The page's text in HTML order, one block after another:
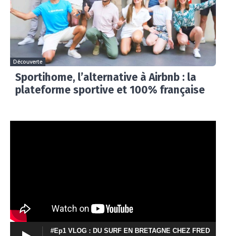
Découverte
Sportihome, l’alternative à Airbnb : la
plateforme sportive et 100% française
#Ep1 VLOG : DU SURF EN BRETAGNE CHEZ FRED